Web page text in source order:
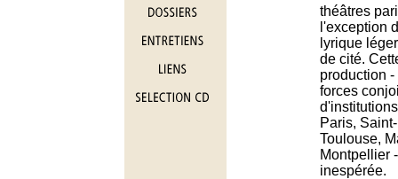
théâtres
l'exception
lyrique
de cité.
production
forces
Paris,
Toulouse,
Montpellier
inespérée.